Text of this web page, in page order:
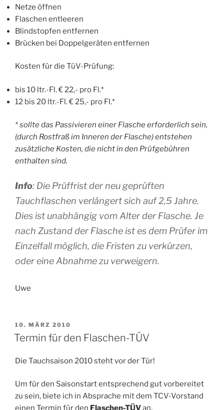
Netze öffnen
Flaschen entleeren
Blindstopfen entfernen
Brücken bei Doppelgeräten entfernen
Kosten für die TüV-Prüfung:
bis 10 ltr.-Fl. € 22,- pro Fl.*
12 bis 20 ltr.-Fl. € 25,- pro Fl.*
* sollte das Passivieren einer Flasche erforderlich sein,
(durch Rostfraß im Inneren der Flasche) entstehen
zusätzliche Kosten, die nicht in den Prüfgebühren
enthalten sind.
Info: Die Prüffrist der neu geprüften
Tauchflaschen verlängert sich auf 2,5 Jahre.
Dies ist unabhängig vom Alter der Flasche. Je
nach Zustand der Flasche ist es dem Prüfer im
Einzelfall möglich, die Fristen zu verkürzen,
oder eine Abnahme zu verweigern.
Uwe
VERÖFFENTLICHT
AM
10. MÄRZ 2010
Termin für den Flaschen-TÜV
Die Tauchsaison 2010 steht vor der Tür!
Um für den Saisonstart entsprechend gut vorbereitet
zu sein, biete ich in Absprache mit dem TCV-Vorstand
einen Termin für den Flaschen-TÜVan.